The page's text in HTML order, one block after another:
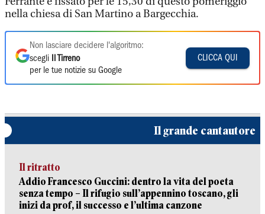
nella chiesa di San Martino a Bargecchia.
Non lasciare decidere l'algoritmo:
scegli
Il Tirreno
per le tue notizie su Google
CLICCA QUI
Il grande cantautore
Il ritratto
Addio Francesco Guccini: dentro la vita del poeta
senza tempo – Il rifugio sull’appennino toscano, gli
inizi da prof, il successo e l’ultima canzone